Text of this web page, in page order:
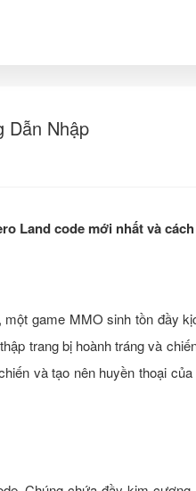
Dẫn Nhập
Land code mới nhất và
game MMO sinh tồn đầy
trang bị hoành tráng và
và tạo nên huyền thoại